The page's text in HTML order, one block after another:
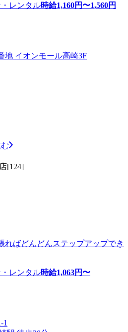
レンタル時給1,160円〜1,560円
地 イオンモール高崎3F
[124]
ればどんどんステップアップでき
レンタル時給1,063円〜
1